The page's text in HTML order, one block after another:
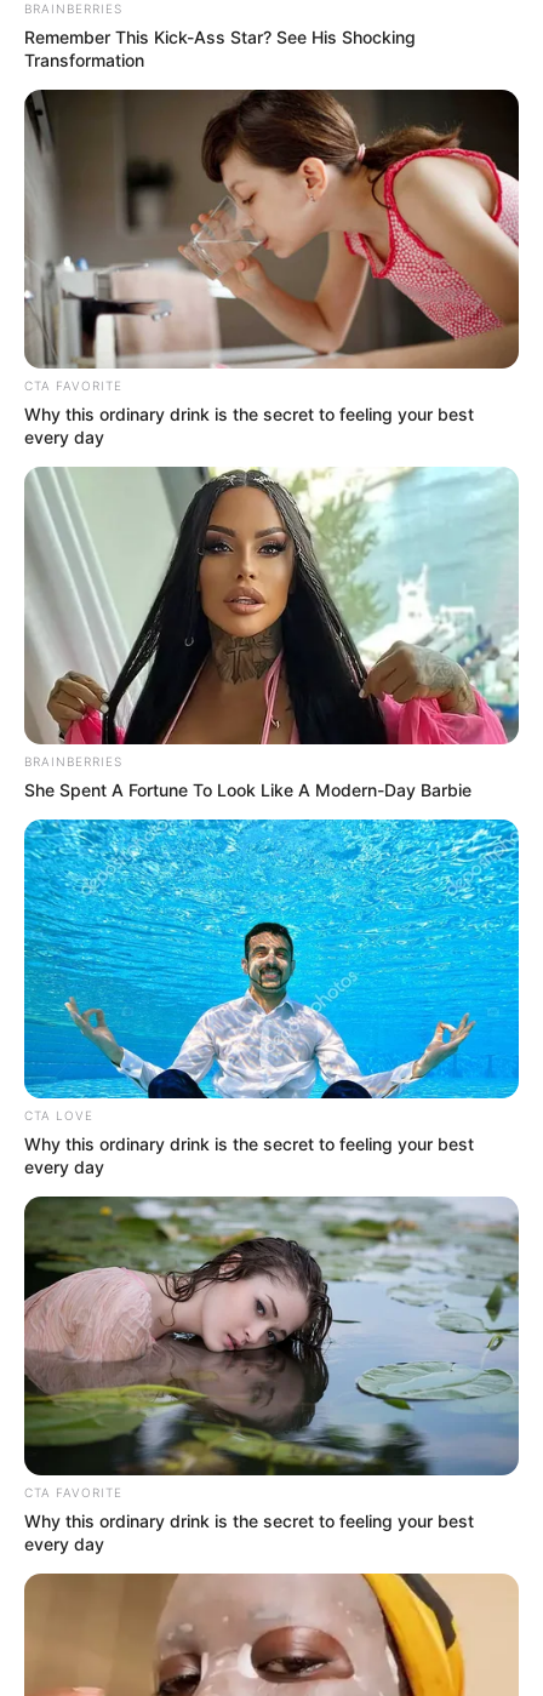
A Rihanna Museum Is Probably Opening Soon
Brainberries
Think You Know FIFA 2026? These Facts May
Surprise You
Brainberries
10 World Cup 2026 Facts Every Football Fan
Should Know
Clothes And Shoes Are The Real Challenges For
Brainberries